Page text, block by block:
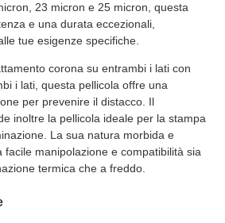
23 micron e 25 micron, questa
e una durata eccezionali,
tue esigenze specifiche.
corona su entrambi i lati con
i lati, questa pellicola offre una
per prevenire il distacco. Il
inoltre la pellicola ideale per la stampa
La sua natura morbida e
facile manipolazione e compatibilità sia
termica che a freddo.